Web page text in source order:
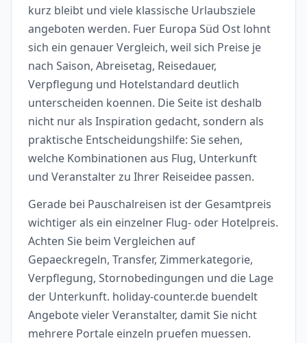
kurz bleibt und viele klassische Urlaubsziele
angeboten werden. Fuer Europa Süd Ost lohnt
sich ein genauer Vergleich, weil sich Preise je
nach Saison, Abreisetag, Reisedauer,
Verpflegung und Hotelstandard deutlich
unterscheiden koennen. Die Seite ist deshalb
nicht nur als Inspiration gedacht, sondern als
praktische Entscheidungshilfe: Sie sehen,
welche Kombinationen aus Flug, Unterkunft
und Veranstalter zu Ihrer Reiseidee passen.
Gerade bei Pauschalreisen ist der Gesamtpreis
wichtiger als ein einzelner Flug- oder Hotelpreis.
Achten Sie beim Vergleichen auf
Gepaeckregeln, Transfer, Zimmerkategorie,
Verpflegung, Stornobedingungen und die Lage
der Unterkunft. holiday-counter.de buendelt
Angebote vieler Veranstalter, damit Sie nicht
mehrere Portale einzeln pruefen muessen.